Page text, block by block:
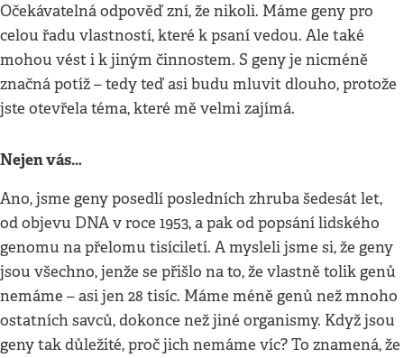
Očekávatelná odpověď zní, že nikoli. Máme geny pro
celou řadu vlastností, které k psaní vedou. Ale také
mohou vést i k jiným činnostem. S geny je nicméně
značná potíž – tedy teď asi budu mluvit dlouho, protože
jste otevřela téma, které mě velmi zajímá.
Nejen vás…
Ano, jsme geny posedlí posledních zhruba šedesát let,
od objevu DNA v roce 1953, a pak od popsání lidského
genomu na přelomu tisíciletí. A mysleli jsme si, že geny
jsou všechno, jenže se přišlo na to, že vlastně tolik genů
nemáme – asi jen 28 tisíc. Máme méně genů než mnoho
ostatních savců, dokonce než jiné organismy. Když jsou
geny tak důležité, proč jich nemáme víc? To znamená, že